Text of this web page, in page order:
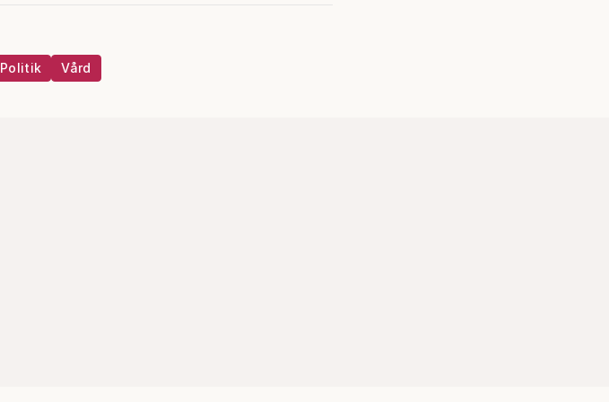
Politik Vård